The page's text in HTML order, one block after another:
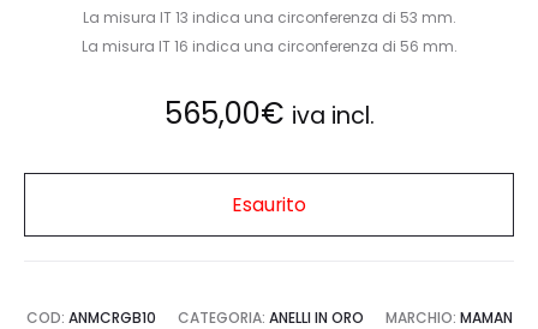
La misura IT 13 indica una circonferenza di 53 mm.
La misura IT 16 indica una circonferenza di 56 mm.
565,00€ iva incl.
Esaurito
COD: ANMCRGB10 CATEGORIA: ANELLI IN ORO MARCHIO: MAMAN